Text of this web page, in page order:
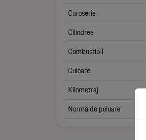
Caroserie
Cilindree
Combustibil
Culoare
Kilometraj
Normă de poluare